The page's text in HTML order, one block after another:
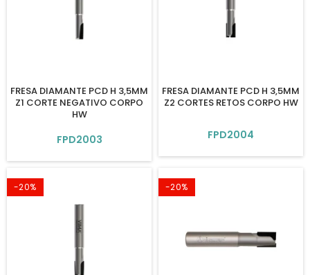
FRESA DIAMANTE PCD H 3,5MM
Z1 CORTE NEGATIVO CORPO
HW
FPD2003
FRESA DIAMANTE PCD H 3,5MM
Z2 CORTES RETOS CORPO HW
FPD2004
-20% -20%